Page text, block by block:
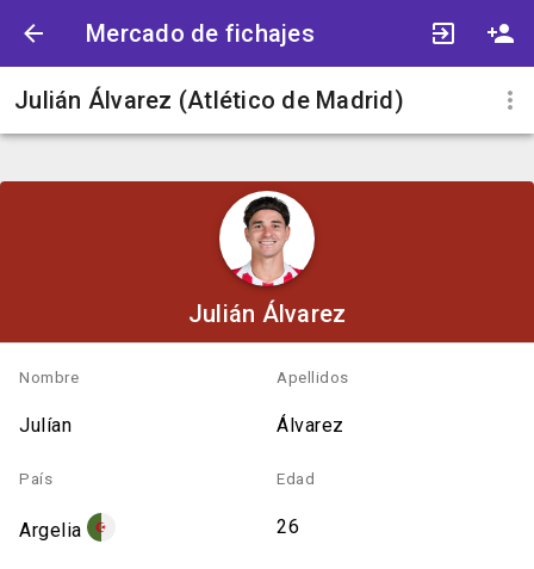
Mercado de fichajes
Julián Álvarez (Atlético de Madrid)
Julián Álvarez
Nombre
Julían
Apellidos
Álvarez
País
Argelia
Edad
26